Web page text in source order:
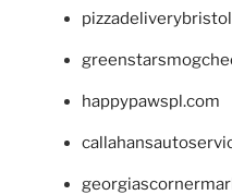
happypawspl.com